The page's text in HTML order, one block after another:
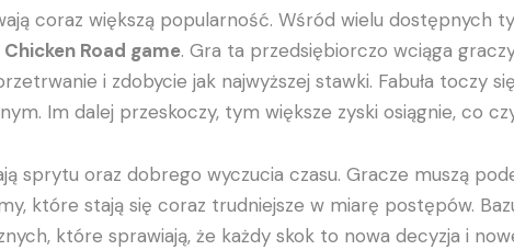
coraz większą popularność. Wśród wielu dostępnych
Chicken Road game. Gra ta przedsiębiorczo wciąga
i zdobycie jak najwyższej stawki. Fabuła toczy
Im dalej przeskoczy, tym większe zyski osiągnie, co
sprytu oraz dobrego wyczucia czasu. Gracze muszą
które stają się coraz trudniejsze w miarę postępów.
które sprawiają, że każdy skok to nowa decyzja i